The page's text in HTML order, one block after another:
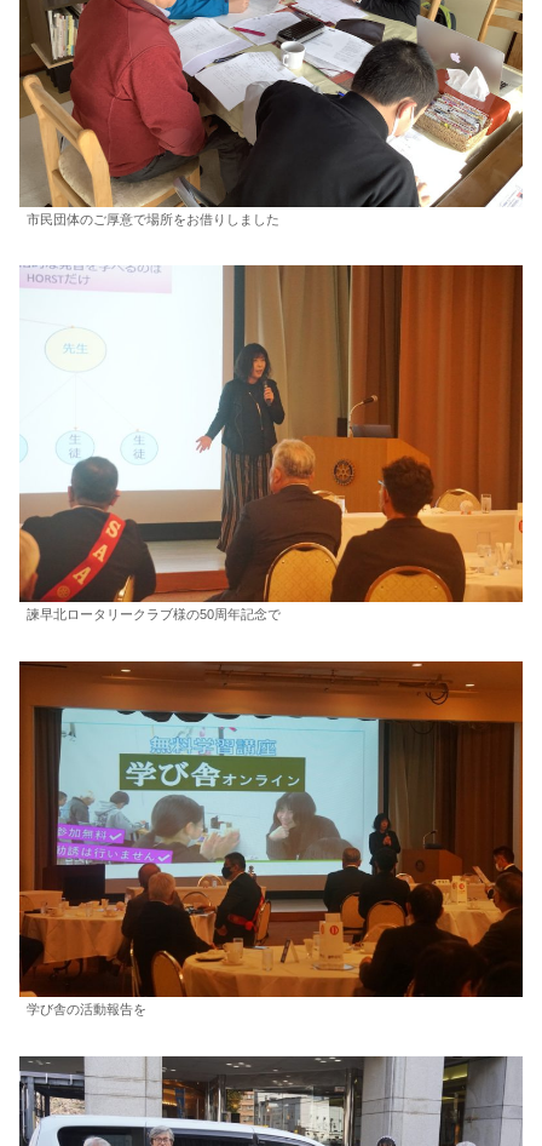
市民団体のご厚意で場所をお借りしました
諫早北ロータリークラブ様の50周年記念で
学び舎の活動報告を